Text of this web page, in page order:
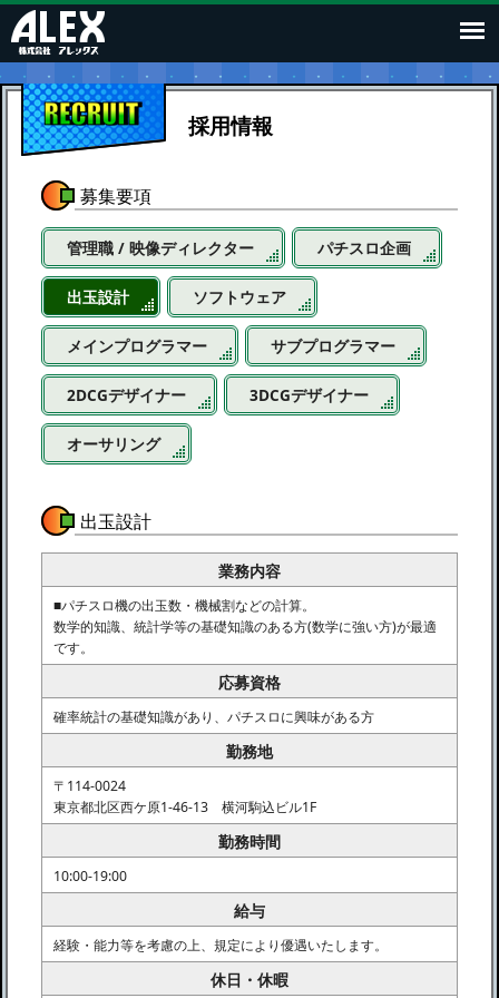
RECRUIT
採用情報
募集要項
管理職 / 映像ディレクター パチスロ企画
出玉設計 ソフトウェア
メインプログラマー サブプログラマー
2DCGデザイナー 3DCGデザイナー
オーサリング
出玉設計
業務内容
■パチスロ機の出玉数・機械割などの計算。
数学的知識、統計学等の基礎知識のある方(数学に強い方)が最適
です。
応募資格
確率統計の基礎知識があり、パチスロに興味がある方
勤務地
〒114-0024
東京都北区西ケ原1-46-13 横河駒込ビル1F
勤務時間
10:00-19:00
給与
経験・能力等を考慮の上、規定により優遇いたします。
休日・休暇